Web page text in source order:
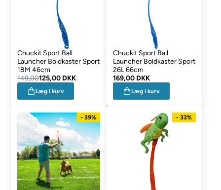
Chuckit Sport Ball
Launcher Boldkaster Sport
18M 46cm
149,00125,00 DKK
Læg i kurv
Chuckit Sport Ball
Launcher Boldkaster Sport
26L 66cm
169,00 DKK
Læg i kurv
- 39% - 33%